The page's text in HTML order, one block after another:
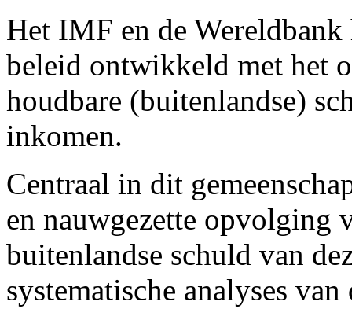
Het IMF en de Wereldbank
beleid ontwikkeld met het
houdbare (buitenlandse)
inkomen.
Centraal in dit
en nauwgezette opvolging
buitenlandse schuld van
systematische analyses